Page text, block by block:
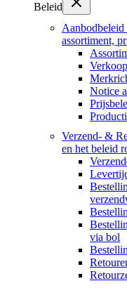
Beleid
Aanbodbeleid
assortiment,
Notice
Verzend- &
en het beleid
via bol